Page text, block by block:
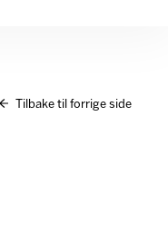
Tilbake til forrige side